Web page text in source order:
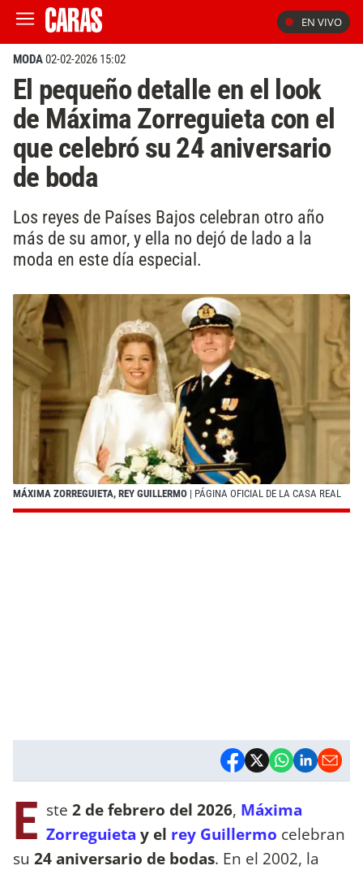
EN VIVO
MODA02-02-2026 15:02
El pequeño detalle en el look
de Máxima Zorreguieta con el
que celebró su 24 aniversario
de boda
Los reyes de Países Bajos celebran otro año
más de su amor, y ella no dejó de lado a la
moda en este día especial.
MÁXIMA ZORREGUIETA, REY GUILLERMO | PÁGINA OFICIAL DE LA CASA REAL
E ste 2 de febrero del 2026, Máxima
Zorreguieta y el rey Guillermo celebran
su 24 aniversario de bodas. En el 2002, la